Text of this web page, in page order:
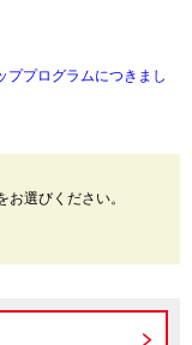
ププログラムにつきまし
選びください。